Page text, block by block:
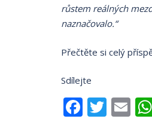
růstem reálných
naznačovalo.“
Přečtěte si celý
Sdílejte